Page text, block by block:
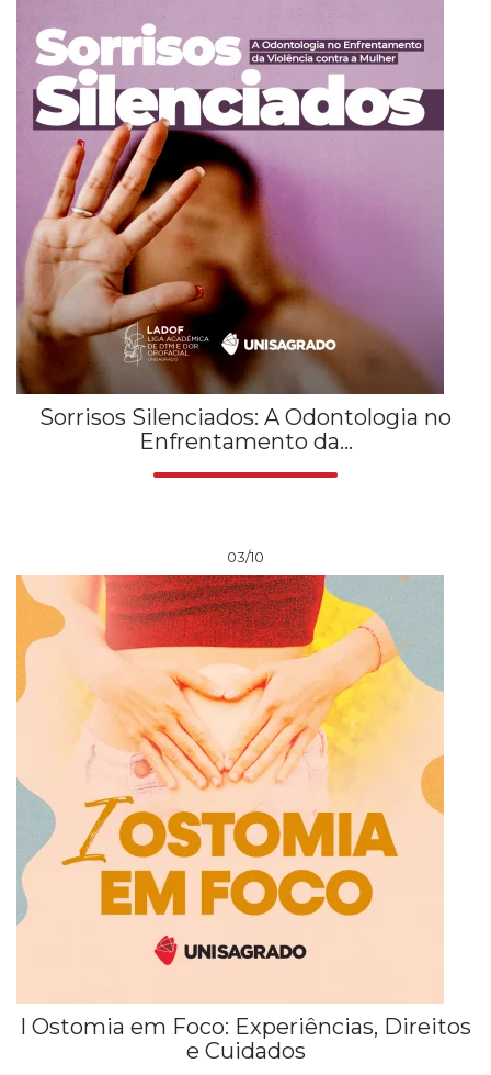
Sorrisos Silenciados: A Odontologia no
Enfrentamento da...
03/10
I Ostomia em Foco: Experiências, Direitos
e Cuidados